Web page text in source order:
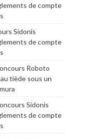
de compte
Sidonis
de compte
Roboto
tiède sous un
Sidonis
de compte